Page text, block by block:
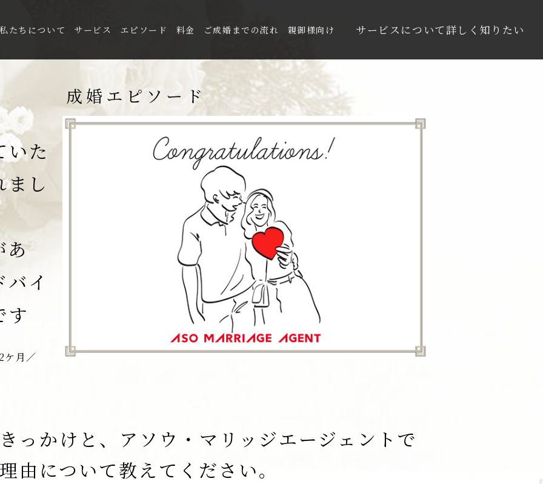
たちについて サービス エピソード 料金 ご成婚までの流れ 親御様向け サービスについて詳しく知りたい
サービス
エピソード
ご成婚までの流れ
成婚エピソード
いた
し
あ
イ
す
ケ月／
っかけと、アソウ・マリッジエージェントで
由について教えてください。